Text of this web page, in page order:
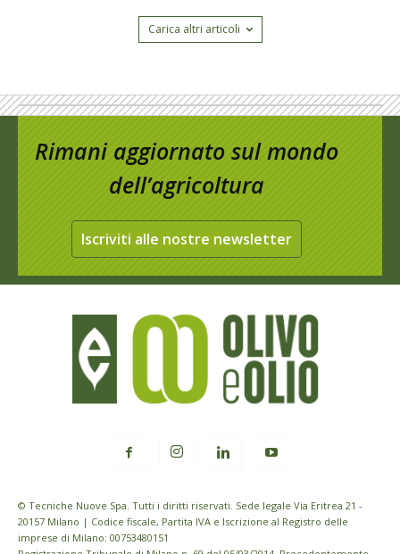
Carica altri articoli
Rimani aggiornato sul mondo
dell’agricoltura
Iscriviti alle nostre newsletter
© Tecniche Nuove Spa. Tutti i diritti riservati. Sede legale Via Eritrea 21 -
20157 Milano | Codice fiscale, Partita IVA e Iscrizione al Registro delle
imprese di Milano: 00753480151